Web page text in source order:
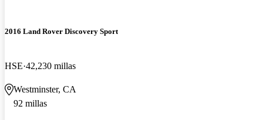
2016 Land Rover Discovery Sport
HSE 42,230 millas
Westminster, CA
92 millas